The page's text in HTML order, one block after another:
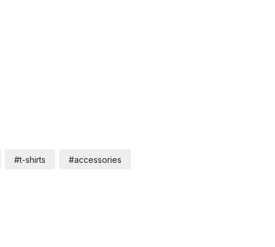
#t-shirts #accessories